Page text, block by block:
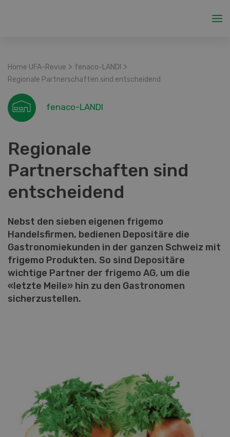
Home UFA-Revue > fenaco-LANDI >
Regionale Partnerschaften sind entscheidend
fenaco-LANDI
Regionale
Partnerschaften sind
entscheidend
Nebst den sieben eigenen frigemo
Handelsfirmen, bedienen Depositäre die
Gastronomiekunden in der ganzen Schweiz mit
frigemo Produkten. So sind Depositäre
wichtige Partner der frigemo AG, um die
«letzte Meile» hin zu den Gastronomen
sicherzustellen.